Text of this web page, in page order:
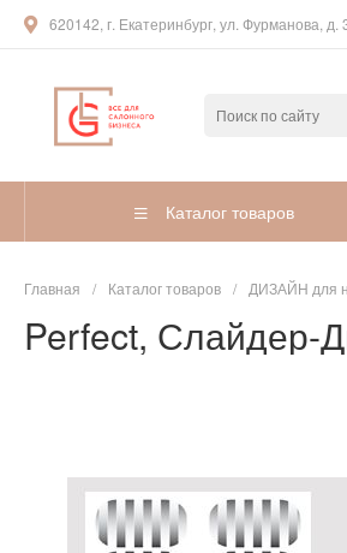
620142, г. Екатеринбург, ул. Фурманова, д.
Каталог товаров
Главная / Каталог товаров / ДИЗАЙН для
Perfect, Слайдер-